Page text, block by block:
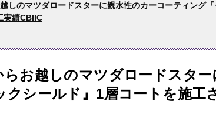
しのマツダロードスターに親水性のカーコーティング
実績CBIIC
らお越しのマツダロードスタ
クシールド』1層コートを施工